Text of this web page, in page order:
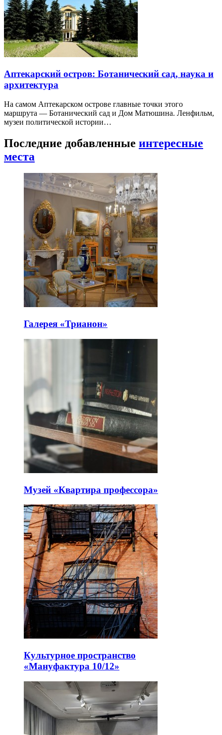
Аптекарский остров: Ботанический сад, наука и
архитектура
На самом Аптекарском острове главные точки этого
маршрута — Ботанический сад и Дом Матюшина. Ленфильм,
музеи политической истории…
Последние добавленные интересные
места
Галерея «Трианон»
Музей «Квартира профессора»
Культурное пространство
«Мануфактура 10/12»